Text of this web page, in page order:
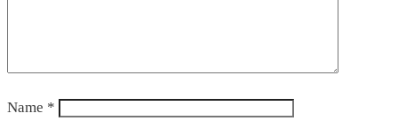
Name *